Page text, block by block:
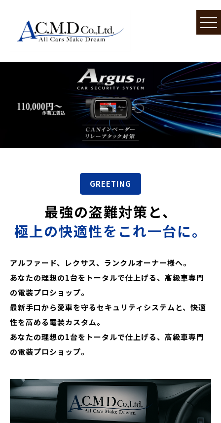
GREETING
最強の盗難対策と、
極上の快適性をこれ一台に。
アルファード、レクサス、ランクルオーナー様へ。
あなたの理想の1台をトータルで仕上げる、高級車専門
の電装プロショップ。
最新手口から愛車を守るセキュリティシステムと、快適
性を高める電装カスタム。
あなたの理想の1台をトータルで仕上げる、高級車専門
の電装プロショップ。